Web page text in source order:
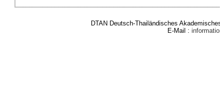
DTAN Deutsch-Thailändisches
E-Mail :